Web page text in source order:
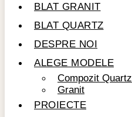
BLAT GRANIT
BLAT QUARTZ
DESPRE NOI
ALEGE MODELE
Compozit Quartz
Granit
PROIECTE